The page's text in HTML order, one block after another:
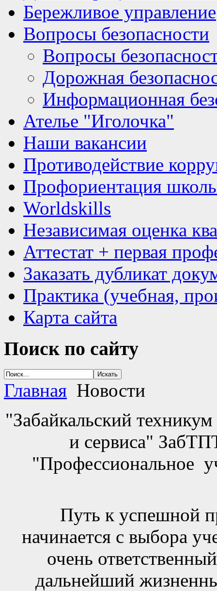
Бережливое управление
Вопросы безопасности
Вопросы
Дорожная
Информационная
Ателье "Иголочка"
Наши вакансии
Противодействие
Профориентация
Worldskills
Независимая оценка
Аттестат + первая
Заказать дубликат
Практика (учебная,
Карта сайта
Поиск по сайту
Главная Новости
"Забайкальский
и сервиса"
"Профессиональное
Путь к успешной
начинается с выбора
очень
дальнейший